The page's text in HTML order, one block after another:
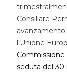
Consiliare
avanzamento
l'Unione
seduta del 30